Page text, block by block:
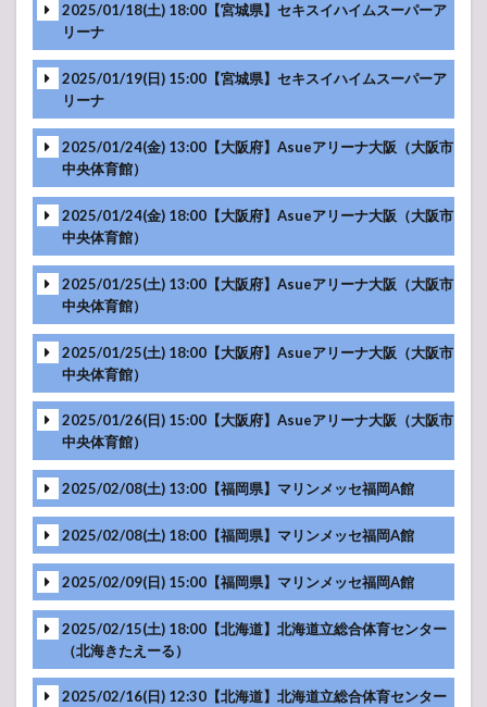
-アンコール-
-アンコール-
映像
-アンコール-
映像
-アンコール-
映像
-アンコール-
映像
-アンコール-
映像
-アンコール-
映像
-アンコール-
映像
-アンコール-
MC
映像
-アンコール-
MC
映像
-アンコール-
MC
映像
-アンコール-
映像
MC
映像
-アンコール-
映像
MC
映像
映像
MC
2025/01/18(土) 18:00【宮城県】セキスイハイムスーパーア
リーナ
映像
MC
2025/01/19(日) 15:00【宮城県】セキスイハイムスーパーア
リーナ
映像
MC
2025/01/24(金) 13:00【大阪府】Asueアリーナ大阪（大阪市
中央体育館）
映像
MC
2025/01/24(金) 18:00【大阪府】Asueアリーナ大阪（大阪市
中央体育館）
映像
MC
2025/01/25(土) 13:00【大阪府】Asueアリーナ大阪（大阪市
中央体育館）
映像
2025/01/25(土) 18:00【大阪府】Asueアリーナ大阪（大阪市
中央体育館）
映像
2025/01/26(日) 15:00【大阪府】Asueアリーナ大阪（大阪市
中央体育館）
映像
2025/02/08(土) 13:00【福岡県】マリンメッセ福岡A館
映像
2025/02/08(土) 18:00【福岡県】マリンメッセ福岡A館
2025/02/09(日) 15:00【福岡県】マリンメッセ福岡A館
2025/02/15(土) 18:00【北海道】北海道立総合体育センター
（北海きたえーる）
2025/02/16(日) 12:30【北海道】北海道立総合体育センター